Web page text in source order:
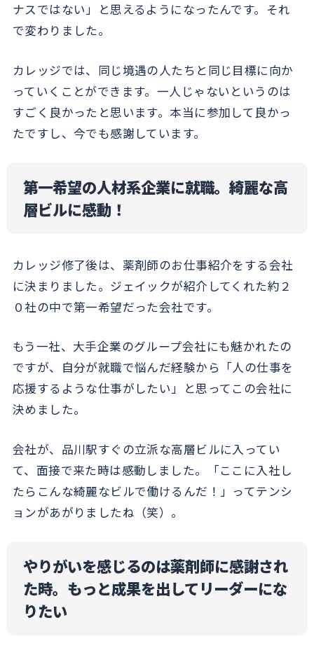
ナスではない」と思えるようになったんです。それ
で変わりました。
カレッジでは、同じ境遇の人たちと同じ目標に向か
っていくことができます。一人じゃないというのは
すごく良かったと思います。本当に参加して良かっ
たですし、今でも感謝しています。
第一希望の人材系企業に就職。綺麗な高
層ビルに感動！
カレッジ修了後は、薬剤師のお仕事紹介をする会社
に決まりました。ジェイックが紹介してくれた約２
０社の中で第一希望だった会社です。
もう一社、大手企業のグループ会社にも魅かれたの
ですが、自分が就職で悩んだ経験から「人の仕事を
応援するような仕事がしたい」と思ってこの会社に
決めました。
会社が、品川駅すぐの立派な高層ビルに入ってい
て、面接で来た時は感動しました。「ここに入社し
たらこんな綺麗なビルで働けるんだ！」ってテンシ
ョンがあがりましたね（笑）。
やりがいを感じるのは薬剤師に感謝され
た時。もっと成果を出してリーダーにな
りたい